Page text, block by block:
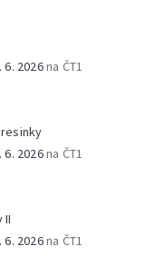
6. 2026na ČT1
6. 2026na ČT1
II
6. 2026na ČT1